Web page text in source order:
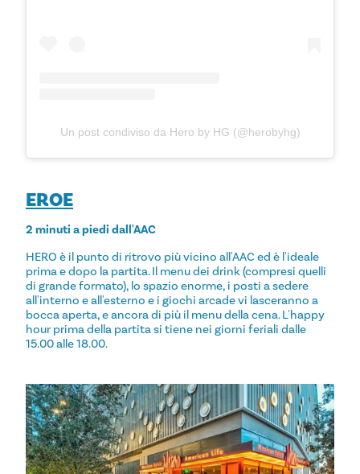
Un post condiviso da Hero by HG (@herobyhg)
EROE
2 minuti a piedi dall'AAC
HERO è il punto di ritrovo più vicino all'AAC ed è l'ideale
prima e dopo la partita. Il menu dei drink (compresi quelli
di grande formato), lo spazio enorme, i posti a sedere
all'interno e all'esterno e i giochi arcade vi lasceranno a
bocca aperta, e ancora di più il menu della cena. L'happy
hour prima della partita si tiene nei giorni feriali dalle
15.00 alle 18.00.